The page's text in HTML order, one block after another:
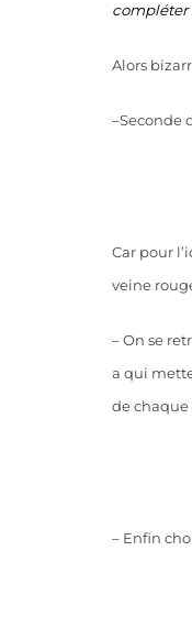
compléter
Alors
–Seconde
Car pour
veine
– On se
a qui
de chaque
– Enfin